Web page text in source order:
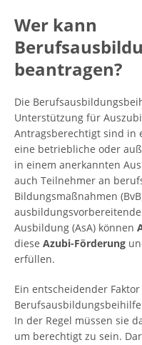
Wer kann
beantragen?
Die
Unterstützung für
Antragsberechtigt sind in
eine betriebliche oder
in einem anerkannten
auch Teilnehmer an
Bildungsmaßnahmen
Ausbildung (AsA) können
diese Azubi-Förderung
erfüllen.
Ein entscheidender
In der Regel müssen sie
um berechtigt zu sein.